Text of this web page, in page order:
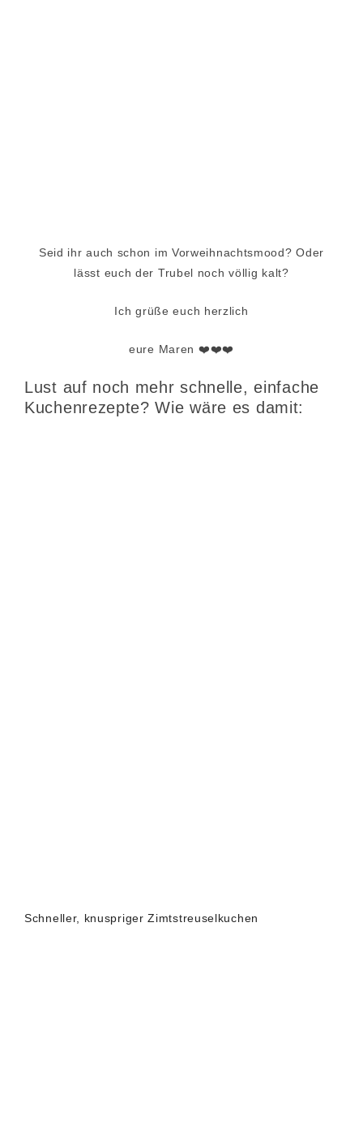
Seid ihr auch schon im Vorweihnachtsmood? Oder
lässt euch der Trubel noch völlig kalt?
Ich grüße euch herzlich
eure Maren ❤️❤️❤️
Lust auf noch mehr schnelle, einfache
Kuchenrezepte? Wie wäre es damit:
Schneller, knuspriger Zimtstreuselkuchen